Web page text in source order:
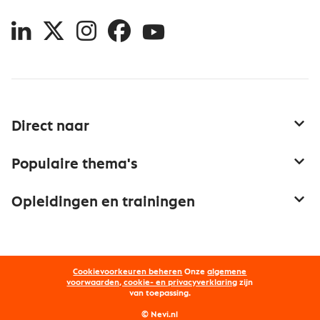
Direct naar
Netwerk en communities
Word lid van Nevi
Nevi PMI®
Populaire thema's
Onderhandelen
Opleidingen en trainingen
Opleidingen
Maatwerk
LinkedIn
X InstagramFacebookYouTube
Cookievoorkeuren beheren Onzealgemene
voorwaarden, cookie- en privacyverklaring zijn
van toepassing.
© Nevi.nl